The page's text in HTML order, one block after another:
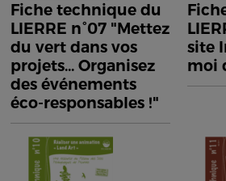
Fiche technique du
LIERRE n°07 "Mettez
du vert dans vos
projets... Organisez
des événements
éco-responsables !"
site
moi